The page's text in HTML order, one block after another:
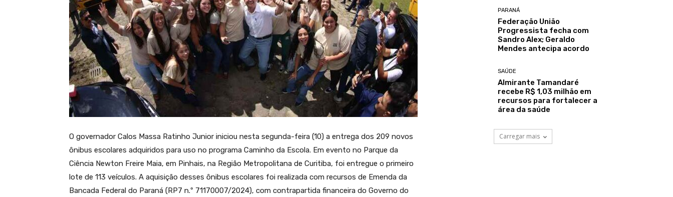
O governador Calos Massa Ratinho Junior iniciou nesta segunda-feira (10) a entrega dos 209 novos
ônibus escolares adquiridos para uso no programa Caminho da Escola. Em evento no Parque da
Ciência Newton Freire Maia, em Pinhais, na Região Metropolitana de Curitiba, foi entregue o primeiro
lote de 113 veículos. A aquisição desses ônibus escolares foi realizada com recursos de Emenda da
Bancada Federal do Paraná (RP7 n.º 71170007/2024), com contrapartida financeira do Governo do
PARANÁ
Federação União
Progressista fecha com
Sandro Alex; Geraldo
Mendes antecipa acordo
SAÚDE
Almirante Tamandaré
recebe R$ 1,03 milhão em
recursos para fortalecer a
área da saúde
Carregar mais